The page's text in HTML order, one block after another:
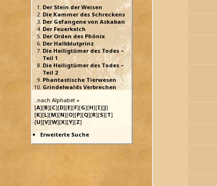
Der Stein der Weisen
Die Kammer des Schreckens
Der Gefangene von Askaban
Der Feuerkelch
Der Orden des Phönix
Der Halbblutprinz
Die Heiligtümer des Todes –
Teil 1
Die Heiligtümer des Todes –
Teil 2
Phantastische Tierwesen
Grindelwalds Verbrechen
..nach Alphabet »
[A][B][C][D][E][F][G][H][I][J]
[K][L][M][N][O][P][Q][R][S][T]
[U][V][W][X][Y][Z]
Erweiterte Suche